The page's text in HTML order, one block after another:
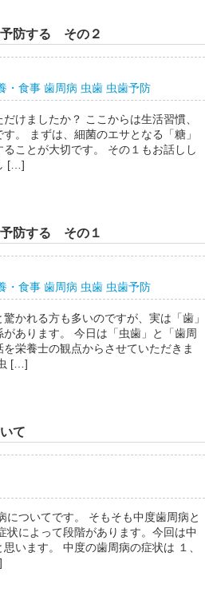
予防する その２
・食事 歯周病 虫歯 虫歯予防
けましたか？ ここからは生活習慣、
。 まずは、細菌のエサとなる「糖」
ことが大切です。 その１もお話しし
[…]
予防する その１
・食事 歯周病 虫歯 虫歯予防
かれる方も多いのですが、実は「歯」
あります。 今日は「虫歯」と「歯周
栄養士の観点からさせていただきま
[…]
て
についてです。 そもそも中度歯周病と
状によって段階があります。今回は中
います。 中度の歯周病の症状は １、